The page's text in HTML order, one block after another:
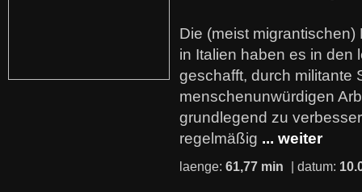
Die (meist
in Italien haben es in den
geschafft, durch militante
menschenunwürdigen
grundlegend zu
regelmäßig ... weiter
laenge: 61,77 min | datum: